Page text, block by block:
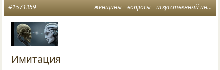
женщины вопросы искусственный интеллект
#1571359
Имитация